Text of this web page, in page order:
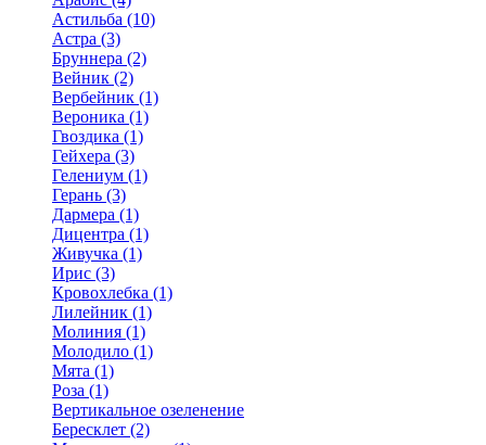
Астильба (10)
Астра (3)
Бруннера (2)
Вейник (2)
Вербейник (1)
Вероника (1)
Гвоздика (1)
Гейхера (3)
Гелениум (1)
Герань (3)
Дармера (1)
Дицентра (1)
Живучка (1)
Ирис (3)
Кровохлебка (1)
Лилейник (1)
Молиния (1)
Молодило (1)
Мята (1)
Роза (1)
Вертикальное озеленение
Бересклет (2)